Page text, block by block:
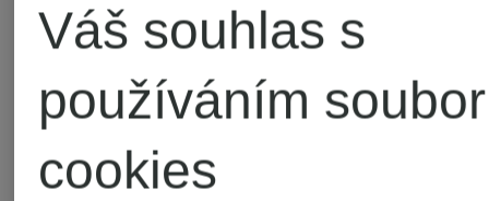
Váš souhlas s
používáním
cookies